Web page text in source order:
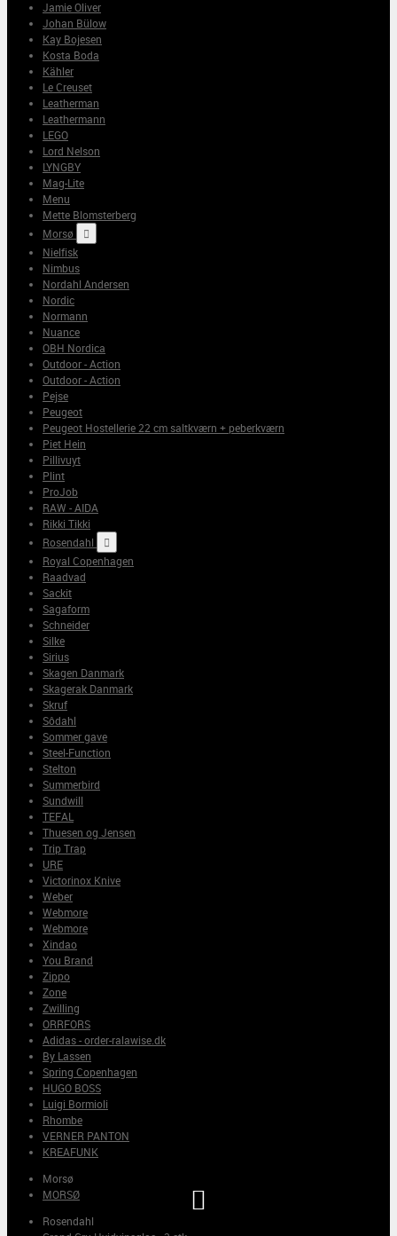
Jamie Oliver
Johan Bülow
Kay Bojesen
Kosta Boda
Kähler
Le Creuset
Leatherman
Leathermann
LEGO
Lord Nelson
LYNGBY
Mag-Lite
Menu
Mette Blomsterberg
Morsø

Nielfisk
Nimbus
Nordahl Andersen
Nordic
Normann
Nuance
OBH Nordica
Outdoor - Action
Outdoor - Action
Pejse
Peugeot
Peugeot Hostellerie 22 cm saltkværn + peberkværn
Piet Hein
Pillivuyt
Plint
ProJob
RAW - AIDA
Rikki Tikki
Rosendahl

Royal Copenhagen
Raadvad
Sackit
Sagaform
Schneider
Silke
Sirius
Skagen Danmark
Skagerak Danmark
Skruf
Sôdahl
Sommer gave
Steel-Function
Stelton
Summerbird
Sundwill
TEFAL
Thuesen og Jensen
Trip Trap
URE
Victorinox Knive
Weber
Webmore
Webmore
Xindao
You Brand
Zippo
Zone
Zwilling
ORRFORS
Adidas - order-ralawise.dk
By Lassen
Spring Copenhagen
HUGO BOSS
Luigi Bormioli
Rhombe
VERNER PANTON
KREAFUNK
Morsø
MORSØ
Rosendahl
